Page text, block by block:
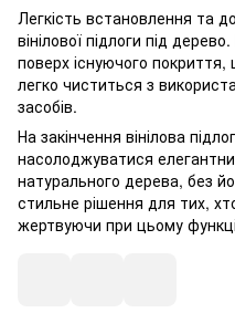
Легкість встановлення та
вінілової підлоги під
поверх існуючого
легко чиститься з
засобів.
На закінчення вінілова
насолоджуватися
натурального дерева, без
стильне рішення для тих,
жертвуючи при цьому